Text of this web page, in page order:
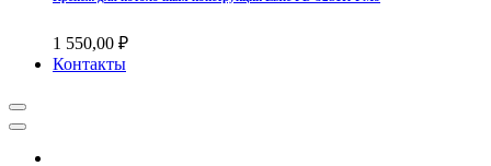
1 550,00 ₽
Контакты